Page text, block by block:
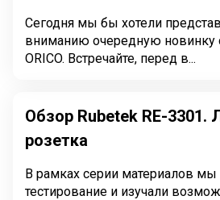
Сегодня мы бы хотели
вниманию очередную новинку
ORICO. Встречайте, перед в...
Обзор Rubetek RE-3301.
розетка
В рамках серии материалов
тестирование и изучали